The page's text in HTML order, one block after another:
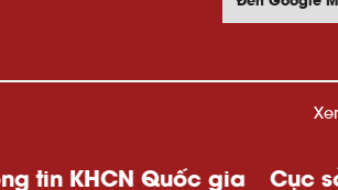
Quốc gia Cục sở hữu trí